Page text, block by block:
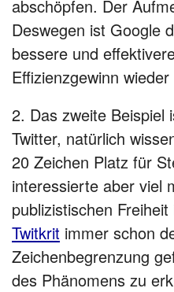
abschöpfen. Der
Deswegen ist Google
bessere und
Effizienzgewinn
2. Das zweite Beispiel
Twitter, natürlich
20 Zeichen Platz für
interessierte aber viel
publizistischen
Twitkrit immer schon
Zeichenbegrenzung
des Phänomens zu